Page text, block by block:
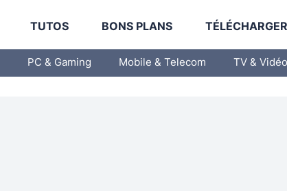
TUTOS BONS PLANS
PC & Gaming Mobile & Telecom TV & Vidéo